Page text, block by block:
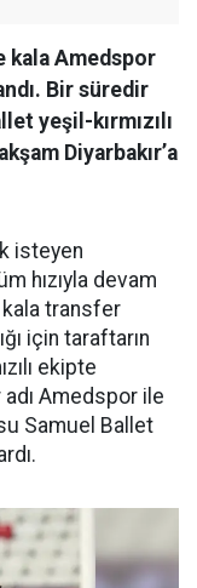
kala Amedspor
Bir süredir
yeşil-kırmızılı
Diyarbakır’a
isteyen
hızıyla devam
kala transfer
için taraftarın
ekipte
Amedspor ile
Samuel Ballet